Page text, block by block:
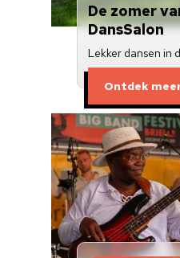
De zomer
DansSalon
Lekker dansen in
Ontdek